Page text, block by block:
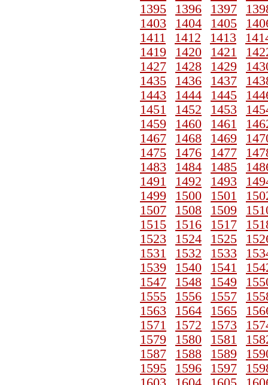
1395
1396 1397
1403
1404 1405
1411
1412 1413
1419
1420 1421
1427
1428 1429
1435
1436 1437
1443
1444 1445
1451
1452 1453
1459
1460 1461
1467
1468 1469
1475
1476 1477
1483
1484 1485
1491
1492 1493
1499
1500 1501
1507
1508 1509
1515
1516 1517
1523
1524 1525
1531
1532 1533
1539
1540 1541
1547
1548 1549
1555
1556 1557
1563
1564 1565
1571
1572 1573
1579
1580 1581
1587
1588 1589
1595
1596 1597